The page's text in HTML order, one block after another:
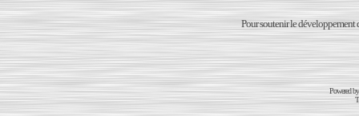
Pour soutenir le développement
Powered